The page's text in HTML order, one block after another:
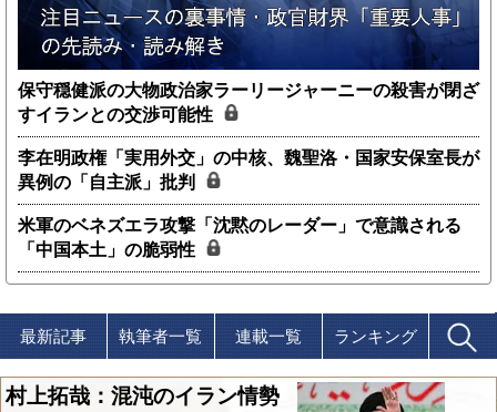
保守穏健派の大物政治家ラーリージャーニーの殺害が閉ざ
すイランとの交渉可能性
李在明政権「実用外交」の中核、魏聖洛・国家安保室長が
異例の「自主派」批判
米軍のベネズエラ攻撃「沈黙のレーダー」で意識される
「中国本土」の脆弱性
最新記事 執筆者一覧 連載一覧 ランキング
村上拓哉：混沌のイラン情勢